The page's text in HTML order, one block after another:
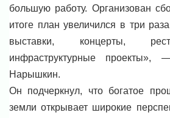
большую работу. Организован
итоге план увеличился в три
выставки, концерты,
инфраструктурные
Нарышкин.
Он подчеркнул, что богатое
земли открывает широкие